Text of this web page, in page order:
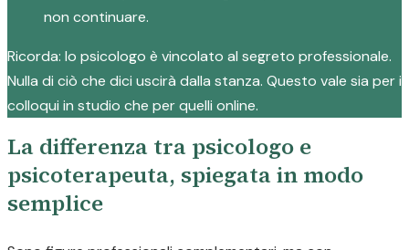
non continuare.
Ricorda: lo psicologo è vincolato al segreto professionale.
Nulla di ciò che dici uscirà dalla stanza. Questo vale sia per i
colloqui in studio che per quelli online.
La differenza tra psicologo e
psicoterapeuta, spiegata in modo
semplice